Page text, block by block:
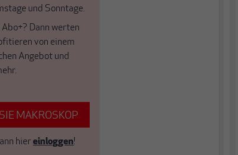
und Sonntage.
Dann werten
von einem
Angebot und
MAKROSKOP
hier einloggen!